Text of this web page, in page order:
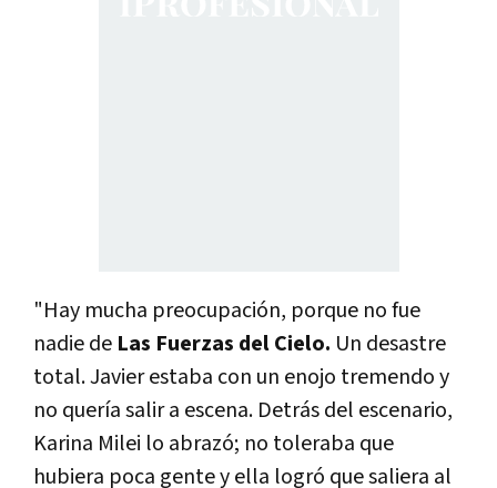
"Hay mucha preocupación, porque no fue
nadie de Las Fuerzas del Cielo. Un desastre
total. Javier estaba con un enojo tremendo y
no quería salir a escena. Detrás del escenario,
Karina Milei lo abrazó; no toleraba que
hubiera poca gente y ella logró que saliera al